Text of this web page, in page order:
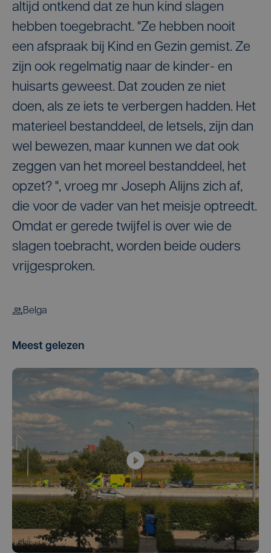
altijd ontkend dat ze hun kind slagen
hebben toegebracht. "Ze hebben nooit
een afspraak bij Kind en Gezin gemist. Ze
zijn ook regelmatig naar de kinder- en
huisarts geweest. Dat zouden ze niet
doen, als ze iets te verbergen hadden. Het
materieel bestanddeel, de letsels, zijn dan
wel bewezen, maar kunnen we dat ook
zeggen van het moreel bestanddeel, het
opzet? ", vroeg mr Joseph Alijns zich af,
die voor de vader van het meisje optreedt.
Omdat er gerede twijfel is over wie de
slagen toebracht, worden beide ouders
vrijgesproken.
Belga
Meest gelezen